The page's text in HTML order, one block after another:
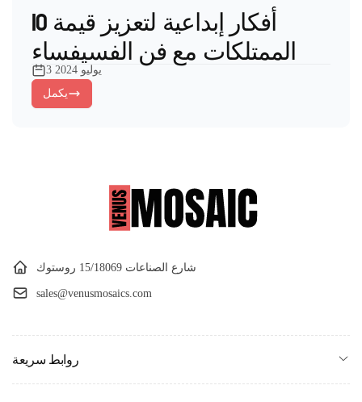
10 أفكار إبداعية لتعزيز قيمة
الممتلكات مع فن الفسيفساء
3 يوليو 2024
يكمل
شارع الصناعات 15/18069 روستوك
sales@venusmosaics.com
روابط سريعة